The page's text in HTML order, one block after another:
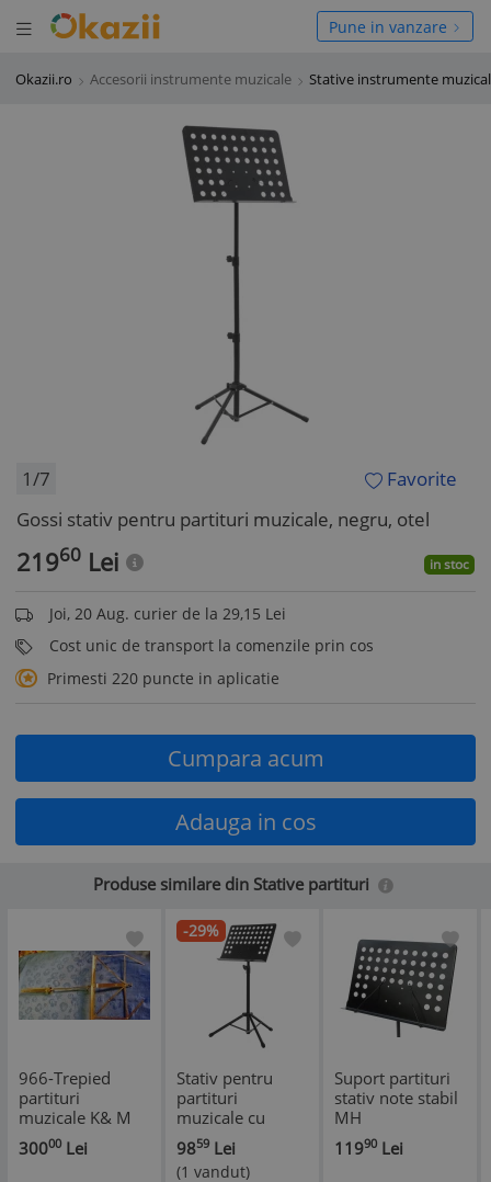
Deschide meniul
meniul Pune in vanzare
Okazii.ro Accesorii instrumente muzicale Stative instrumente
1/7
Favorite
Gossi stativ pentru partituri muzicale, negru, otel
21960 Lei in stoc
Joi, 20 Aug. curier de la 29,15 Lei
Cost unic de transport la comenzile prin cos
Primesti 220 puncte in aplicatie
Cumpara acum
Adauga in cos
Produse similare din Stative partituri
966-Trepied
partituri
muzicale K& M
Germany usor
montabil si
30000 Lei
-29%
Stativ pentru
partituri
muzicale cu
inaltime reglabila
9859 Lei
(1 vandut)
Suport partituri
stativ note stabil
MH
11990 Lei